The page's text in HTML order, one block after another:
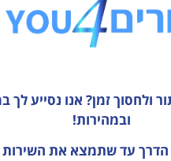
ולחסוך זמן? אנו נסייע לך
ובמהירות!
הדרך עד שתמצא את